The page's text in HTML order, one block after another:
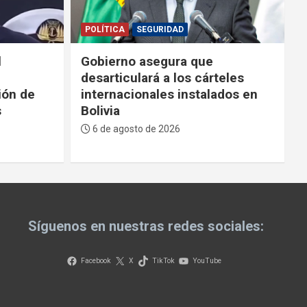
en
POLÍTICA
Paz anuncia que el 11 de
agosto enviará la Ley de
Inversiones a la ALP y promete
nuevo modelo de gobernanza
en hidrocarburos
Síguenos en nuestras redes sociales:
Facebook X TikTok YouTube